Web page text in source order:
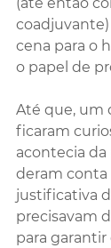
(até então
cena para o
o papel de
Até que, um
ficaram
acontecia da
deram conta
justificativa
precisavam
para